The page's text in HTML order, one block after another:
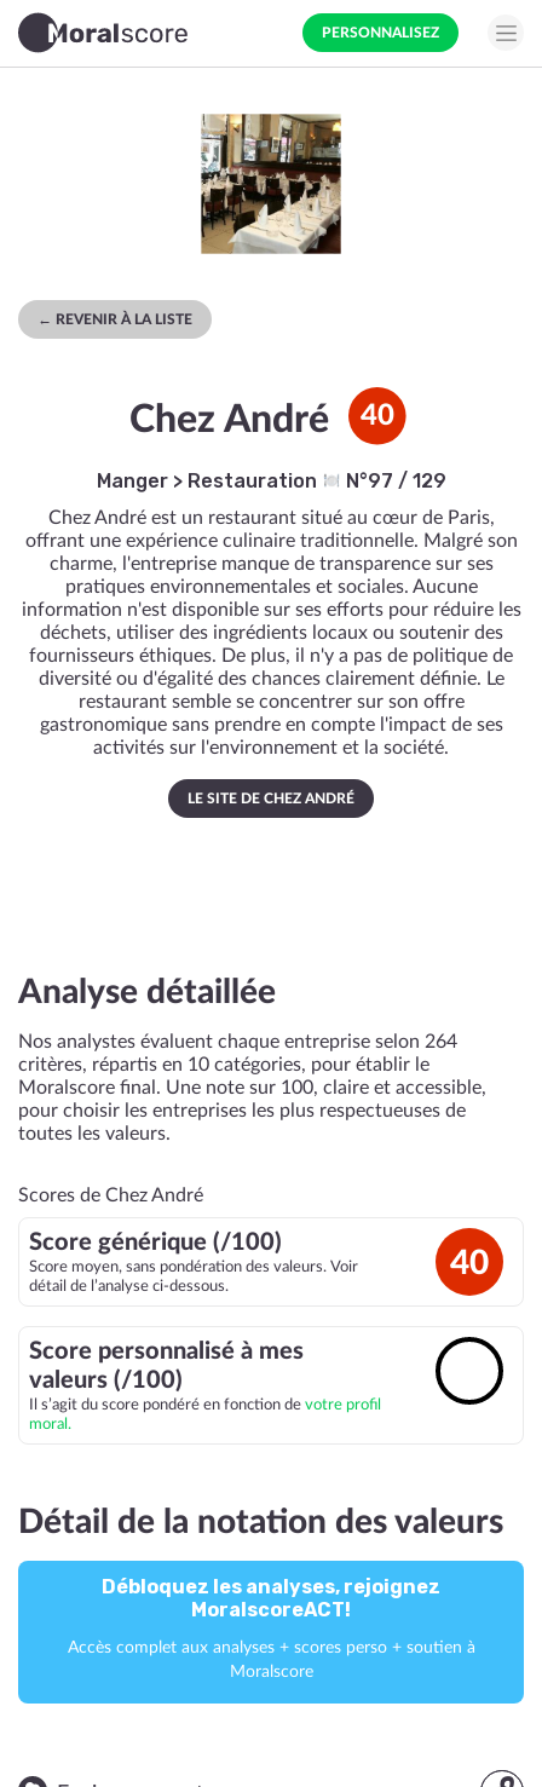
PERSONNALISEZ
← REVENIR À LA LISTE
Chez André 40
Manger> Restauration N°97 / 129
Chez André est un restaurant situé au cœur de Paris,
offrant une expérience culinaire traditionnelle. Malgré son
charme, l'entreprise manque de transparence sur ses
pratiques environnementales et sociales. Aucune
information n'est disponible sur ses efforts pour réduire les
déchets, utiliser des ingrédients locaux ou soutenir des
fournisseurs éthiques. De plus, il n'y a pas de politique de
diversité ou d'égalité des chances clairement définie. Le
restaurant semble se concentrer sur son offre
gastronomique sans prendre en compte l'impact de ses
activités sur l'environnement et la société.
LE SITE DE CHEZ ANDRÉ
Analyse détaillée
Nos analystes évaluent chaque entreprise selon 264
critères, répartis en 10 catégories, pour établir le
Moralscore final. Une note sur 100, claire et accessible,
pour choisir les entreprises les plus respectueuses de
toutes les valeurs.
Scores de Chez André
Score générique (/100)
Score moyen, sans pondération des valeurs. Voir
détail de l’analyse ci-dessous.
40
Score personnalisé à mes
valeurs (/100)
Il s’agit du score pondéré en fonction de votre profil
moral.
Détail de la notation des valeurs
Débloquez les analyses, rejoignez
MoralscoreACT!
Accès complet aux analyses + scores perso + soutien à
Moralscore